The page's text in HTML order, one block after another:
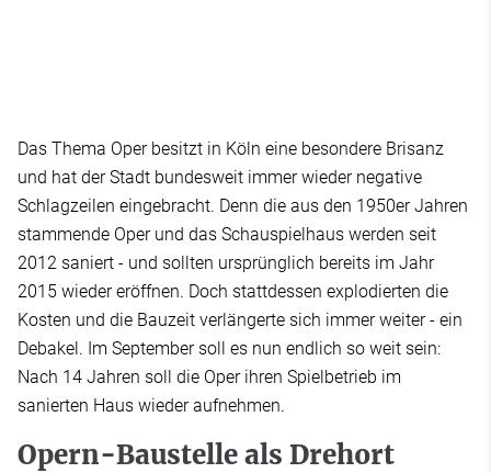
Das Thema Oper besitzt in Köln eine besondere Brisanz
und hat der Stadt bundesweit immer wieder negative
Schlagzeilen eingebracht. Denn die aus den 1950er Jahren
stammende Oper und das Schauspielhaus werden seit
2012 saniert - und sollten ursprünglich bereits im Jahr
2015 wieder eröffnen. Doch stattdessen explodierten die
Kosten und die Bauzeit verlängerte sich immer weiter - ein
Debakel. Im September soll es nun endlich so weit sein:
Nach 14 Jahren soll die Oper ihren Spielbetrieb im
sanierten Haus wieder aufnehmen.
Opern-Baustelle als Drehort